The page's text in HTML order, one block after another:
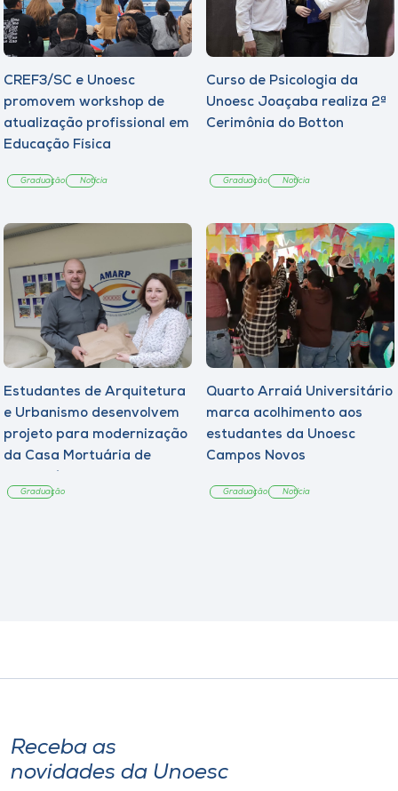
CREF3/SC e Unoesc
promovem workshop de
atualização profissional em
Educação Física
Graduação Notícia
Curso de Psicologia da
Unoesc Joaçaba realiza 2ª
Cerimônia do Botton
Graduação Notícia
Estudantes de Arquitetura
e Urbanismo desenvolvem
projeto para modernização
da Casa Mortuária de
Graduação
Quarto Arraiá Universitário
marca acolhimento aos
estudantes da Unoesc
Campos Novos
Graduação Notícia
Receba as
novidades da Unoesc